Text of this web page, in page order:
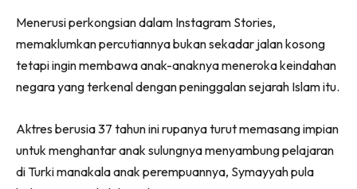
Menerusi perkongsian dalam Instagram Stories,
memaklumkan percutiannya bukan sekadar jalan kosong
tetapi ingin membawa anak-anaknya meneroka keindahan
negara yang terkenal dengan peninggalan sejarah Islam itu.
Aktres berusia 37 tahun ini rupanya turut memasang impian
untuk menghantar anak sulungnya menyambung pelajaran
di Turki manakala anak perempuannya, Symayyah pula